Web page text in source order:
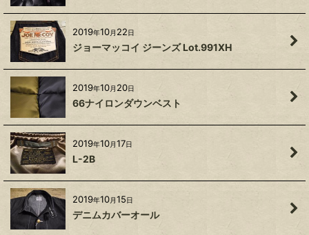
2019年10月 22日
ジョーマッコイ ジーンズ Lot.991XH
2019年10月 20日
66ナイロンダウンベスト
2019年10月17日
L-2B
2019年10月15日
デニムカバーオール